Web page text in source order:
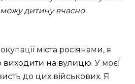
дитину вчасно
міста росіянами, я
на вулицю. У моєї
до цих військових. Я